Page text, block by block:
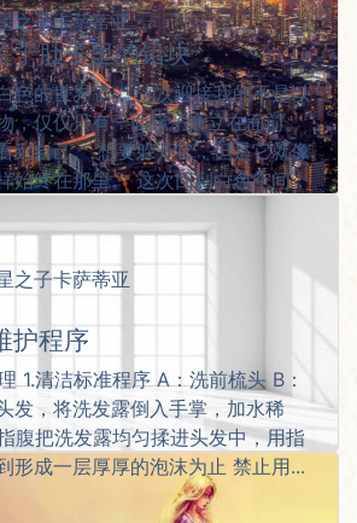
之子卡萨蒂亚
于肚子里的铅块
色的世界了。 这次迎接我的不是以
，仅仅只有一面镜子矗立在面前。
到自己。 想要躲开它，但是它就像
始终在那里。 这次回到白色空间，
之子卡萨蒂亚
护程序
1.清洁标准程序 A：洗前梳头 B：
发，将洗发露倒入手掌，加水稀
腹把洗发露均匀揉进头发中，用指
形成一层厚厚的泡沫为止 禁止用...